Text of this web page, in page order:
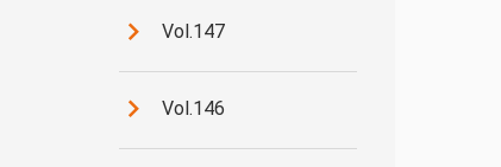
Vol.147
Vol.146